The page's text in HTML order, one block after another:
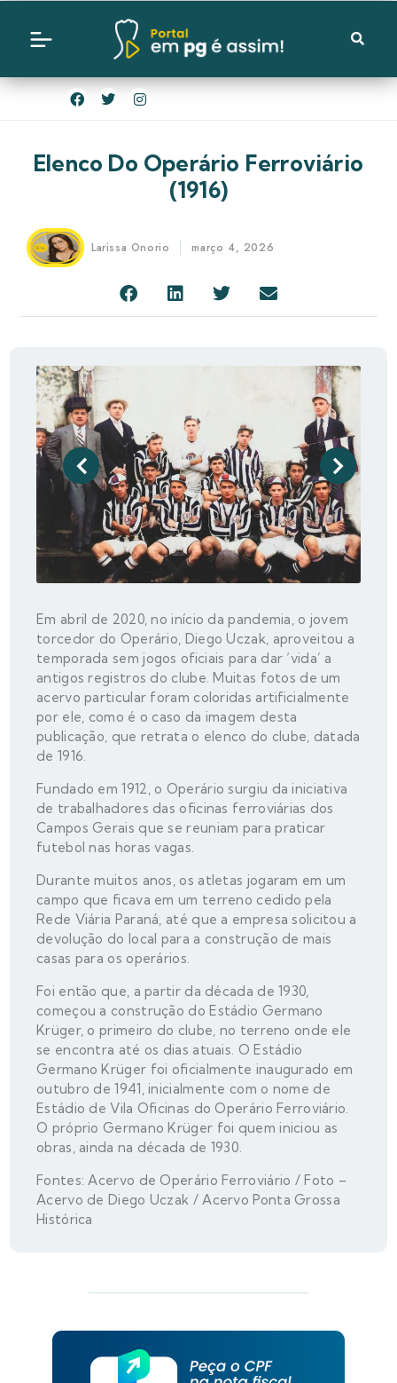
Elenco Do Operário Ferroviário
(1916)
Larissa Onorio março 4, 2026
Em abril de 2020, no início da pandemia, o jovem
torcedor do Operário, Diego Uczak, aproveitou a
temporada sem jogos oficiais para dar ‘vida’ a
antigos registros do clube. Muitas fotos de um
acervo particular foram coloridas artificialmente
por ele, como é o caso da imagem desta
publicação, que retrata o elenco do clube, datada
de 1916.
Fundado em 1912, o Operário surgiu da iniciativa
de trabalhadores das oficinas ferroviárias dos
Campos Gerais que se reuniam para praticar
futebol nas horas vagas.
Durante muitos anos, os atletas jogaram em um
campo que ficava em um terreno cedido pela
Rede Viária Paraná, até que a empresa solicitou a
devolução do local para a construção de mais
casas para os operários.
Foi então que, a partir da década de 1930,
começou a construção do Estádio Germano
Krüger, o primeiro do clube, no terreno onde ele
se encontra até os dias atuais. O Estádio
Germano Krüger foi oficialmente inaugurado em
outubro de 1941, inicialmente com o nome de
Estádio de Vila Oficinas do Operário Ferroviário.
O próprio Germano Krüger foi quem iniciou as
obras, ainda na década de 1930.
Fontes: Acervo de Operário Ferroviário / Foto –
Acervo de Diego Uczak / Acervo Ponta Grossa
Histórica